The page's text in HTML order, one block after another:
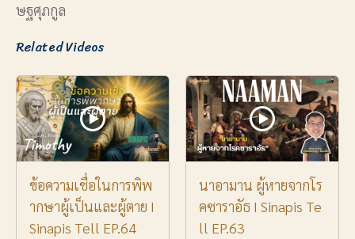
ษฐศุภกูล
Related Videos
ข้อความเชื่อในการพิพ
ากษาผู้เป็นและผู้ตาย I
Sinapis Tell EP.64
นาอามาน ผู้หายจากโร
คซาราอัธ I Sinapis Te
ll EP.63